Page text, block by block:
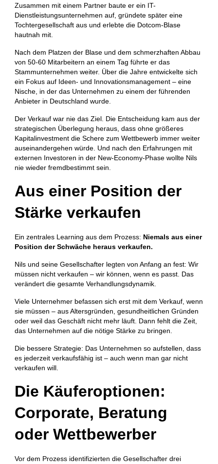
Zusammen mit einem Partner baute er ein IT-
Dienstleistungsunternehmen auf, gründete später eine
Tochtergesellschaft aus und erlebte die Dotcom-Blase
hautnah mit.
Nach dem Platzen der Blase und dem schmerzhaften Abbau
von 50-60 Mitarbeitern an einem Tag führte er das
Stammunternehmen weiter. Über die Jahre entwickelte sich
ein Fokus auf Ideen- und Innovationsmanagement – eine
Nische, in der das Unternehmen zu einem der führenden
Anbieter in Deutschland wurde.
Der Verkauf war nie das Ziel. Die Entscheidung kam aus der
strategischen Überlegung heraus, dass ohne größeres
Kapitalinvestment die Schere zum Wettbewerb immer weiter
auseinandergehen würde. Und nach den Erfahrungen mit
externen Investoren in der New-Economy-Phase wollte Nils
nie wieder fremdbestimmt sein.
Aus einer Position der
Stärke verkaufen
Ein zentrales Learning aus dem Prozess: Niemals aus einer
Position der Schwäche heraus verkaufen.
Nils und seine Gesellschafter legten von Anfang an fest: Wir
müssen nicht verkaufen – wir können, wenn es passt. Das
verändert die gesamte Verhandlungsdynamik.
Viele Unternehmer befassen sich erst mit dem Verkauf, wenn
sie müssen – aus Altersgründen, gesundheitlichen Gründen
oder weil das Geschäft nicht mehr läuft. Dann fehlt die Zeit,
das Unternehmen auf die nötige Stärke zu bringen.
Die bessere Strategie: Das Unternehmen so aufstellen, dass
es jederzeit verkaufsfähig ist – auch wenn man gar nicht
verkaufen will.
Die Käuferoptionen:
Corporate, Beratung
oder Wettbewerber
Vor dem Prozess identifizierten die Gesellschafter drei